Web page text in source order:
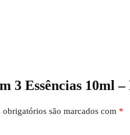
Essências 10ml
obrigatórios são marcados com *